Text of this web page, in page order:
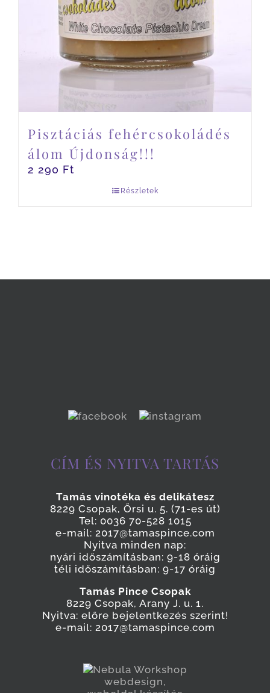
Pisztáciás fehércsokoládés
álom Újdonság!!!
2 290 Ft
Részletek
CÍM ÉS NYITVA TARTÁS
Tamás vinotéka és delikátesz
8229 Csopak, Őrsi u. 5. (71-es út)
Tel: 0036 70-528 1015
e-mail: 2017@tamaspince.com
Nyitva minden nap:
nyári időszámításban: 9-18 óráig
téli időszámításban: 9-17 óráig
Tamás Pince Csopak
8229 Csopak, Arany J. u. 1.
Nyitva: előre bejelentkezés szerint!
e-mail: 2017@tamaspince.com